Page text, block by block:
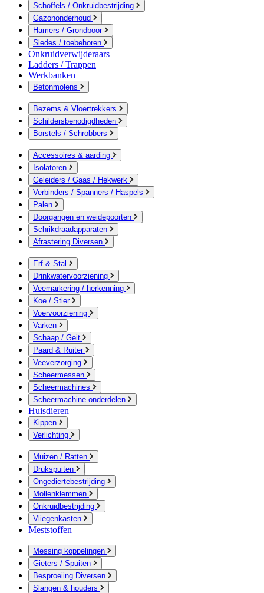
Schoffels / Onkruidbestrijding
Gazononderhoud
Hamers / Grondboor
Sledes / toebehoren
Onkruidverwijderaars
Ladders / Trappen
Werkbanken
Betonmolens
Bezems & Vloertrekkers
Schildersbenodigdheden
Borstels / Schrobbers
Accessoires & aarding
Isolatoren
Geleiders / Gaas / Hekwerk
Verbinders / Spanners / Haspels
Palen
Doorgangen en weidepoorten
Schrikdraadapparaten
Afrastering Diversen
Erf & Stal
Drinkwatervoorziening
Veemarkering-/ herkenning
Koe / Stier
Voervoorziening
Varken
Schaap / Geit
Paard & Ruiter
Veeverzorging
Scheermessen
Scheermachines
Scheermachine onderdelen
Huisdieren
Kippen
Verlichting
Muizen / Ratten
Drukspuiten
Ongediertebestrijding
Mollenklemmen
Onkruidbestrijding
Vliegenkasten
Meststoffen
Messing koppelingen
Gieters / Spuiten
Besproeiing Diversen
Slangen & houders